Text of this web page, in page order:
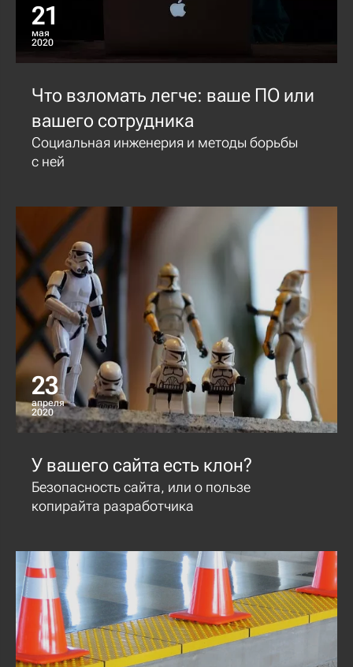
21
мая
2020
Что взломать легче: ваше ПО или
вашего сотрудника
Социальная инженерия и методы борьбы
с ней
23
апреля
2020
У вашего сайта есть клон?
Безопасность сайта, или о пользе
копирайта разработчика